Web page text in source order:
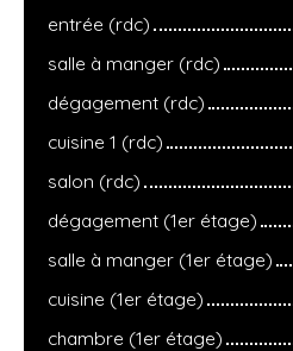
entrée (rdc)
salle à manger (rdc)
dégagement (rdc)
cuisine 1 (rdc)
salon (rdc)
dégagement (1er étage)
salle à manger (1er étage)
cuisine (1er étage)
chambre (1er étage)